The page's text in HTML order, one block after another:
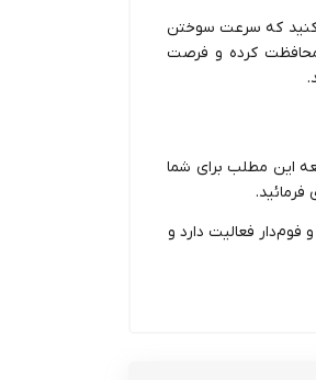
کنید که سرعت سوختن
کرده و فرصت
این مطلب برای شما
فرمائید.
فوم‌دار فعالیت دارد و